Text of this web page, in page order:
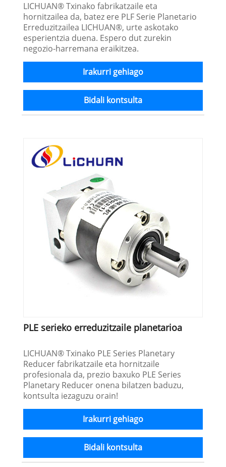
LICHUAN® Txinako fabrikatzaile eta
hornitzailea da, batez ere PLF Serie Planetario
Erreduzitzailea LICHUAN®, urte askotako
esperientzia duena. Espero dut zurekin
negozio-harremana eraikitzea.
Irakurri gehiago
Bidali kontsulta
PLE serieko erreduzitzaile planetarioa
LICHUAN® Txinako PLE Series Planetary
Reducer fabrikatzaile eta hornitzaile
profesionala da, prezio baxuko PLE Series
Planetary Reducer onena bilatzen baduzu,
kontsulta iezaguzu orain!
Irakurri gehiago
Bidali kontsulta